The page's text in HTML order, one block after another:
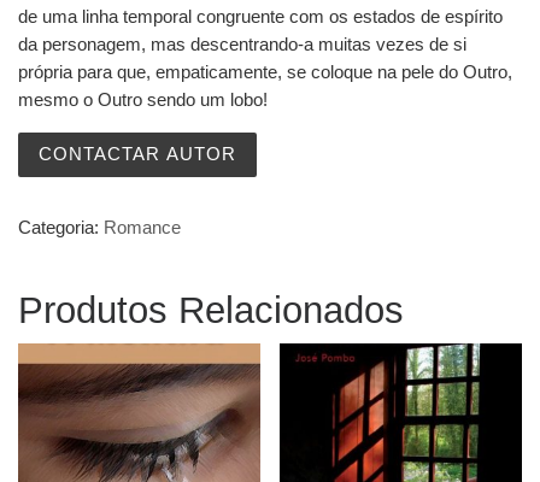
de uma linha temporal congruente com os estados de espírito
da personagem, mas descentrando-a muitas vezes de si
própria para que, empaticamente, se coloque na pele do Outro,
mesmo o Outro sendo um lobo!
CONTACTAR AUTOR
Categoria: Romance
Produtos Relacionados